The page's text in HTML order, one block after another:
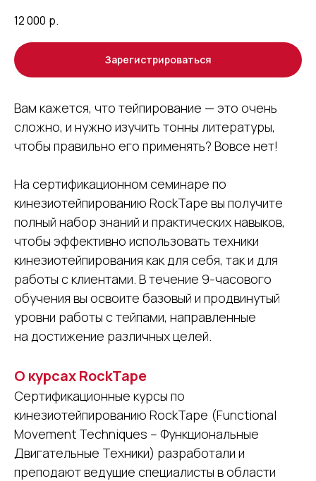
12 000 р.
Зарегистрироваться
Вам кажется, что тейпирование — это очень
сложно, и нужно изучить тонны литературы,
чтобы правильно его применять? Вовсе нет!
На сертификационном семинаре по
кинезиотейпированию RockTape вы получите
полный набор знаний и практических навыков,
чтобы эффективно использовать техники
кинезиотейпирования как для себя, так и для
работы с клиентами. В течение 9-часового
обучения вы освоите базовый и продвинутый
уровни работы с тейпами, направленные
на достижение различных целей.
О курсах RockTape
Сертификационные курсы по
кинезиотейпированию RockTape (Functional
Movement Techniques – Функциональные
Двигательные Техники) разработали и
преподают ведущие специалисты в области